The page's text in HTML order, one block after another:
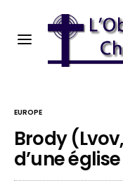
EUROPE
Brody
d’une